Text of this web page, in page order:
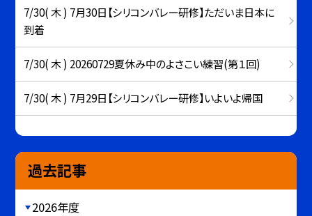
7/30( 木 ) 7月30日【シリコンバレー研修】ただいま日本に
到着
7/30( 木 ) 20260729夏休み中のよさこい練習(第１回)
7/30( 木 ) 7月29日【シリコンバレー研修】いよいよ帰国
過去記事
2026年度